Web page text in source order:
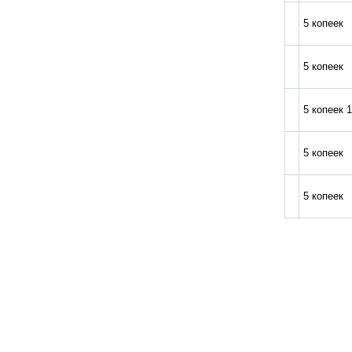
5 копеек
5 копеек
5 копеек
5 копеек
5 копеек